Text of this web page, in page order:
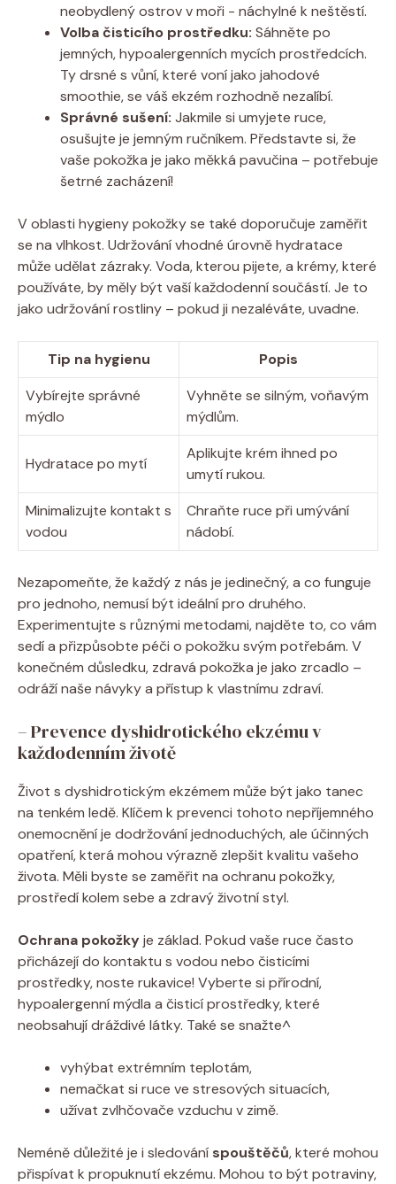
neobydlený ostrov v moři ‌- náchylné ⁣k neštěstí.
Volba čisticího prostředku: Sáhněte po
jemných, ​hypoalergenních mycích prostředcích.
‍Ty drsné s vůní,​ které ​voní jako jahodové
smoothie,‍ se váš ‍ekzém rozhodně nezalíbí.
Správné sušení: Jakmile si umyjete ruce,⁣
osušujte⁤ je jemným‌ ručníkem. Představte si, ‍že⁢
vaše⁤ pokožka ​je jako ‌měkká pavučina ‌–⁣ potřebuje
šetrné zacházení!
V‌ oblasti hygieny pokožky ⁤se také‍ doporučuje zaměřit
se na⁢ vlhkost.‍ Udržování vhodné⁣ úrovně‌ hydratace
⁤může udělat zázraky. Voda,⁣ kterou pijete,‌ a krémy, ⁤které
používáte, by ‌měly být ‌vaší každodenní ⁣součástí.‍ Je to‌
jako⁣ udržování rostliny – pokud‍ ji nezaléváte, ​uvadne.
Tip​ na ⁢hygienu
Popis
Vybírejte správné
⁣mýdlo
Vyhněte‌ se silným, ‌voňavým
⁣mýdlům.
Hydratace po mytí
Aplikujte krém ihned po
umytí rukou.
Minimalizujte kontakt ⁣s
vodou
Chraňte ruce při umývání
nádobí.
Nezapomeňte, že každý ⁢z⁢ nás je ‍jedinečný, a co funguje
pro ​jednoho, ​nemusí ​být ideální pro druhého.
Experimentujte⁢ s různými metodami, najděte to, co vám⁤
sedí⁢ a přizpůsobte⁣ péči o​ pokožku svým ⁢potřebám. V⁢
konečném důsledku, zdravá pokožka je jako zrcadlo –
odráží​ naše návyky a ​přístup ​k vlastnímu zdraví.
– Prevence​ dyshidrotického⁣ ekzému‌ v
každodenním životě
Život s dyshidrotickým ekzémem může ‍být jako tanec
na tenkém ledě.⁣ Klíčem k prevenci tohoto ⁢nepříjemného
onemocnění je dodržování jednoduchých, ale‌ účinných
opatření,⁣ která mohou výrazně zlepšit kvalitu vašeho
života. Měli byste ⁤se zaměřit na ochranu ​pokožky,
prostředí kolem⁤ sebe a⁢ zdravý životní styl.
Ochrana pokožkyje základ. ‍Pokud vaše ruce často
‌přicházejí ‍do kontaktu s vodou nebo čisticími
prostředky, noste rukavice! Vyberte ​si přírodní,
hypoalergenní mýdla a‌ čisticí prostředky, které
neobsahují ⁢dráždivé látky. Také se snažte^
vyhýbat ⁣extrémním‌ teplotám,
nemačkat si ruce ve stresových situacích,
užívat zvlhčovače vzduchu v zimě.
Neméně důležité ‍je i​ sledování spouštěčů, které⁢ mohou
přispívat k propuknutí ​ekzému.⁢ Mohou to ‌být potraviny,